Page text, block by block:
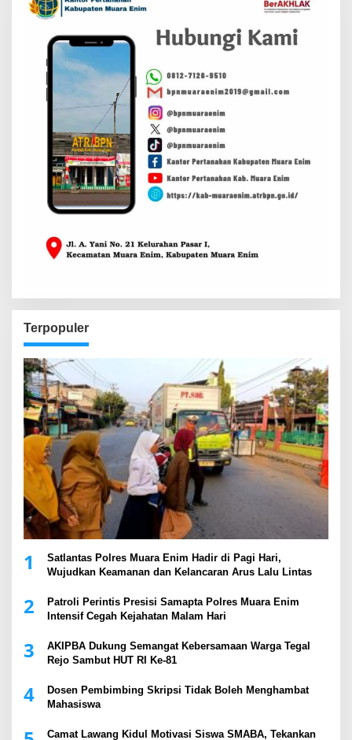
Terpopuler
1
Satlantas Polres Muara Enim Hadir di Pagi Hari,
Wujudkan Keamanan dan Kelancaran Arus Lalu Lintas
2
Patroli Perintis Presisi Samapta Polres Muara Enim
Intensif Cegah Kejahatan Malam Hari
3
AKIPBA Dukung Semangat Kebersamaan Warga Tegal
Rejo Sambut HUT RI Ke-81
4
Dosen Pembimbing Skripsi Tidak Boleh Menghambat
Mahasiswa
Camat Lawang Kidul Motivasi Siswa SMABA, Tekankan